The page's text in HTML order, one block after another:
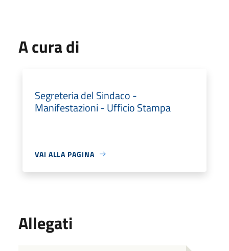
A cura di
Segreteria del Sindaco -
Manifestazioni - Ufficio Stampa
VAI ALLA PAGINA
Allegati